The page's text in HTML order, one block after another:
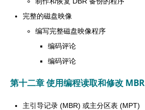
完整的磁盘映像
编写完整磁盘映像程序
编码评论
编码评论
第十二章 使用编程读取和修改 MBR
主引导记录 (MBR) 或主分区表 (MPT)